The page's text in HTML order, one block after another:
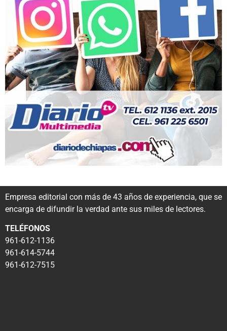
Empresa editorial con más de 43 años de experiencia, que se
encarga de difundir la verdad ante sus miles de lectores.
TELÉFONOS
961-612-1136
961-614-5744
961-612-7515